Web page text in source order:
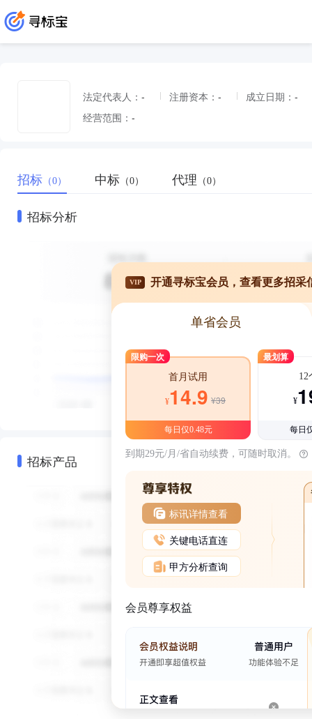
法定代表人： - 注册资本： - 成立日期： -
经营范围： -
招标 （0） 中标 （0） 代理 （0）
招标分析
招标产品
VIP 开通寻标宝会员，查看更多招采
单省会员
限购一次
首月试用
¥14.9 ¥39
每日仅0.48元
最划算
12
¥
每日
到期29元/月/省自动续费，可随时取消。
标讯详情查看
关键电话直连
甲方分析查询
会员尊享权益